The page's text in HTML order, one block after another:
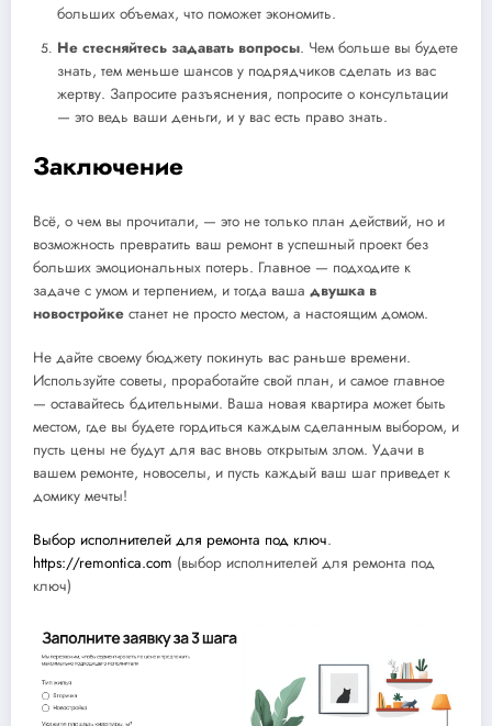
больших объемах, что поможет экономить.
Не стесняйтесь задавать вопросы. Чем больше вы будете
знать, тем меньше шансов у подрядчиков сделать из вас
жертву. Запросите разъяснения, попросите о консультации
— это ведь ваши деньги, и у вас есть право знать.
Заключение
Всё, о чем вы прочитали, — это не только план действий, но и
возможность превратить ваш ремонт в успешный проект без
больших эмоциональных потерь. Главное — подходите к
задаче с умом и терпением, и тогда ваша двушка в
новостройке станет не просто местом, а настоящим домом.
Не дайте своему бюджету покинуть вас раньше времени.
Используйте советы, проработайте свой план, и самое главное
— оставайтесь бдительными. Ваша новая квартира может быть
местом, где вы будете гордиться каждым сделанным выбором, и
пусть цены не будут для вас вновь открытым злом. Удачи в
вашем ремонте, новоселы, и пусть каждый ваш шаг приведет к
домику мечты!
Выбор исполнителей для ремонта под ключ.
https://remontica.com (выбор исполнителей для ремонта под
ключ)